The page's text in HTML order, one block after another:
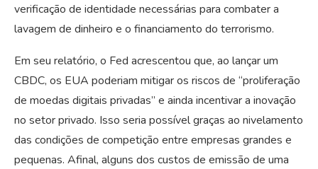
verificação de identidade necessárias para combater a
lavagem de dinheiro e o financiamento do terrorismo.
Em seu relatório, o Fed acrescentou que, ao lançar um
CBDC, os EUA poderiam mitigar os riscos de “proliferação
de moedas digitais privadas” e ainda incentivar a inovação
no setor privado. Isso seria possível graças ao nivelamento
das condições de competição entre empresas grandes e
pequenas. Afinal, alguns dos custos de emissão de uma